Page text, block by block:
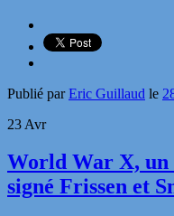
Publié parEric Guillaud le
23 Avr
World War X, un
signé Frissen et